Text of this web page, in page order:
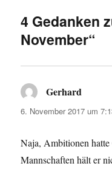
4 Gedanken
November“
Gerhard
6. November 2017 um
Naja, Ambitionen
Mannschaften hält er